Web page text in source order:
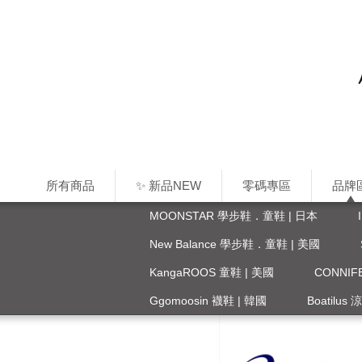
所有商品 ✨ 新品NEW 零碼專區 品牌
MOONSTAR 學步鞋．童鞋 | 日本
New Balance 學步鞋．童鞋 | 美國
KangaROOS 童鞋 | 美國
Ggomoosin 襪鞋 | 韓國 Boatilus